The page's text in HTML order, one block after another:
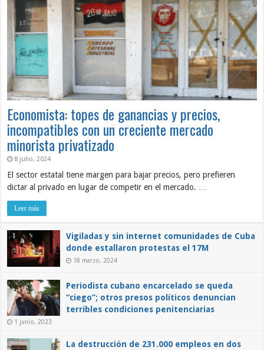
Economista: topes de ganancias y precios,
incompatibles con un creciente mercado
minorista privatizado
8 julio, 2024
El sector estatal tiene margen para bajar precios, pero prefieren
dictar al privado en lugar de competir en el mercado. …
Leer más
Vigiladas y sin internet comunidades de Cuba
donde estallaron protestas el 17M
18 marzo, 2024
Periodista cubano encarcelado se queda
“ciego”; otros presos políticos denuncian
terribles condiciones penitenciarias
1 junio, 2023
La destrucción de 231.000 empleos en dos